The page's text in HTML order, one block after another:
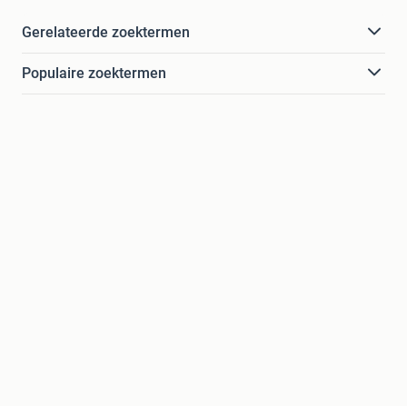
Gerelateerde zoektermen
Populaire zoektermen